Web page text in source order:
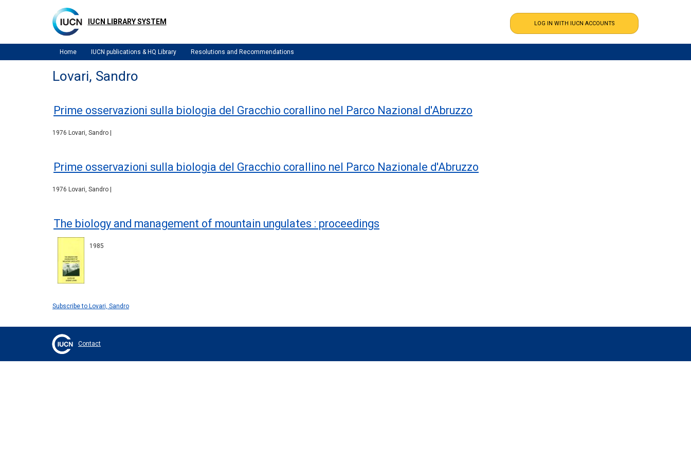
IUCN LIBRARY SYSTEM
Home IUCN publications & HQ Library Resolutions and Recommendations
Lovari, Sandro
Prime osservazioni sulla biologia del Gracchio corallino nel Parco Nazional d'Abruzzo
1976 Lovari, Sandro |
Prime osservazioni sulla biologia del Gracchio corallino nel Parco Nazionale d'Abruzzo
1976 Lovari, Sandro |
The biology and management of mountain ungulates : proceedings
1985
Subscribe to Lovari, Sandro
Contact